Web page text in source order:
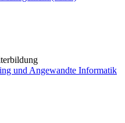
und Angewandte Informatik